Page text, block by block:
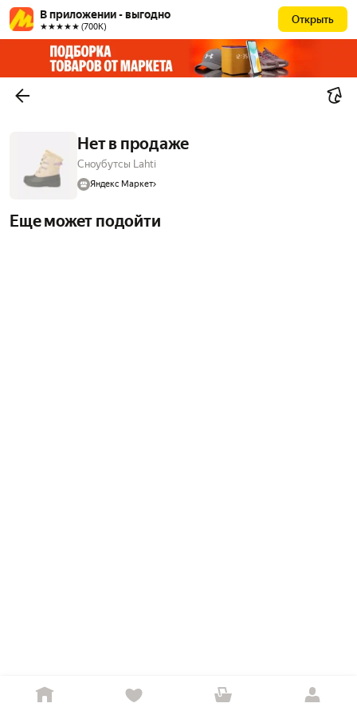
В приложении - выгодно
★★★★★ (700К)
Открыть
Нет в продаже
Сноубутсы Lahti
Яндекс Маркет
Еще может подойти